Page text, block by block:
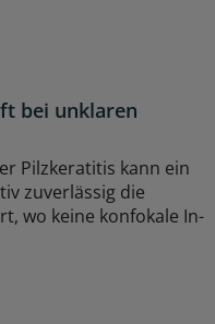
bei unklaren
Pilzkeratitis kann ein
zuverlässig die
wo keine konfokale In-